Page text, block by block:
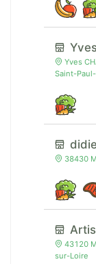
Yves
Saint-
38430
43120
sur-Loire